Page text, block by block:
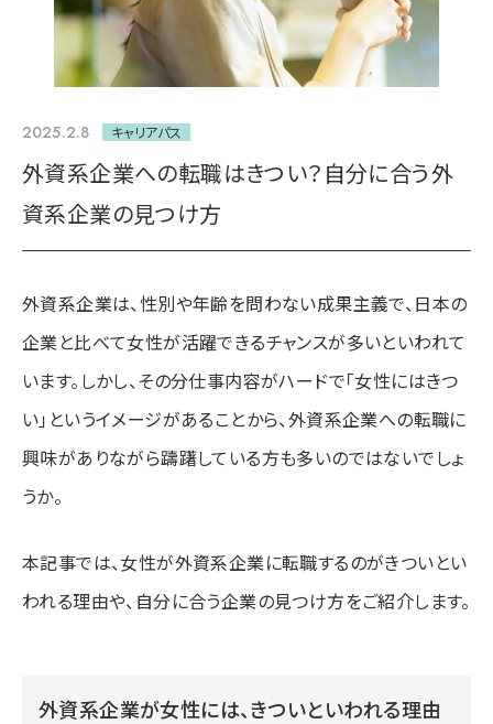
2025.2.8 キャリアパス
外資系企業への転職はきつい？自分に合う外
資系企業の見つけ方
外資系企業は、性別や年齢を問わない成果主義で、日本の
企業と比べて女性が活躍できるチャンスが多いといわれて
います。しかし、その分仕事内容がハードで「女性にはきつ
い」というイメージがあることから、外資系企業への転職に
興味がありながら躊躇している方も多いのではないでしょ
うか。
本記事では、女性が外資系企業に転職するのがきついとい
われる理由や、自分に合う企業の見つけ方をご紹介します。
外資系企業が女性には、きついといわれる理由